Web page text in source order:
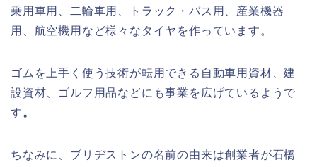
乗用車用、二輪車用、トラック・バス用、産業機器
用、航空機用など様々なタイヤを作っています。
ゴムを上手く使う技術が転用できる自動車用資材、建
設資材、ゴルフ用品などにも事業を広げているようで
す。
ちなみに、ブリヂストンの名前の由来は創業者が石橋